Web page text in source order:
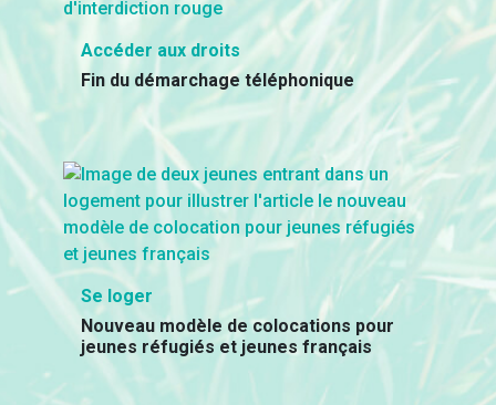
Accéder aux droits
Fin du démarchage téléphonique
Se loger
Nouveau modèle de colocations pour
jeunes réfugiés et jeunes français